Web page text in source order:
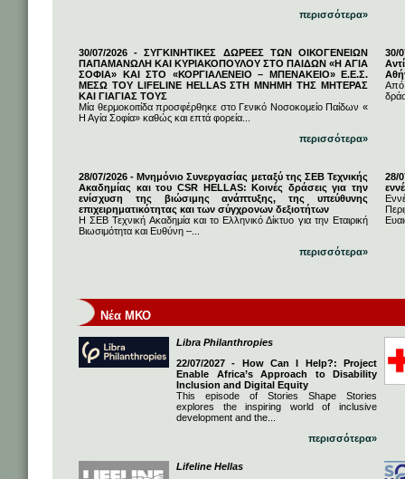
περισσότερα»
30/07/2026 - ΣΥΓΚΙΝΗΤΙΚΕΣ ΔΩΡΕΕΣ ΤΩΝ ΟΙΚΟΓΕΝΕΙΩΝ
ΠΑΠΑΜΑΝΩΛΗ ΚΑΙ ΚΥΡΙΑΚΟΠΟΥΛΟΥ ΣΤΟ ΠΑΙΔΩΝ «Η ΑΓΙΑ
ΣΟΦΙΑ» ΚΑΙ ΣΤΟ «ΚΟΡΓΙΑΛΕΝΕΙΟ – ΜΠΕΝΑΚΕΙΟ» Ε.Ε.Σ.
ΜΕΣΩ ΤΟΥ LIFELINE HELLAS ΣΤΗ ΜΝΗΜΗ ΤΗΣ ΜΗΤΕΡΑΣ
ΚΑΙ ΓΙΑΓΙΑΣ ΤΟΥΣ
Μία θερμοκοιτίδα προσφέρθηκε στο Γενικό Νοσοκομείο Παίδων «
Η Αγία Σοφία» καθώς και επτά φορεία...
περισσότερα»
30/
Από
28/07/2026 - Μνημόνιο Συνεργασίας μεταξύ της ΣΕΒ Τεχνικής
Ακαδημίας και του CSR HELLAS: Κοινές δράσεις για την
ενίσχυση της βιώσιμης ανάπτυξης, της υπεύθυνης
επιχειρηματικότητας και των σύγχρονων δεξιοτήτων
Η ΣΕΒ Τεχνική Ακαδημία και το Ελληνικό Δίκτυο για την Εταιρική
Βιωσιμότητα και Ευθύνη –...
περισσότερα»
28/
Νέα ΜΚΟ
Libra Philanthropies
22/07/2027 - How Can I Help?: Project
Enable Africa’s Approach to Disability
Inclusion and Digital Equity
This episode of Stories Shape Stories
explores the inspiring world of inclusive
development and the...
περισσότερα»
Lifeline Hellas